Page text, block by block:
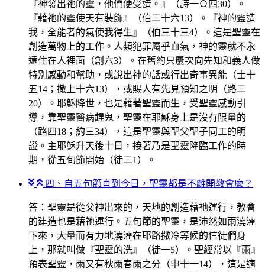
『神發出祂的靈，他們便受造。』（詩一Ｏ四30）。
『藉祂的靈使天有裝飾』（伯二十六13）。『神的靈造
我，全能者的氣使我得生』（伯三十三4）。這是聖靈在
創造萬物上的工作。人類犯罪屬乎血氣，神的靈就不永
遠住在人裡面（創六3）。在舊約只屢次向先知和義人做
特別感動和幫助，或說出神的話或行出奇事異能（士十
五14；撒上十六13），或賜人有先見預知之明（路二
20）。耶穌降世，也是藉著聖靈而生，受聖靈感動引
導，靠聖靈醫病趕鬼，聖靈在耶穌身上是沒有限量的
（路四18；約三34），這是聖靈與聖父聖子同工的明
證。主耶穌升天後十日，接著乃是聖靈降臨工作的時
期，從五旬節開始（徒二1）。
四、自五旬節直到今日，聖靈都是不離開教會麼？
答：聖靈是從父神出來的，天地的創造藉祂運行，教會
的建造也是藉祂運行。五旬節的聖靈，是沛然如雨澆灌
下來，大量而有力地澆灌在耶路撒冷等候的信徒們身
上，那就叫做『聖靈的洗』（徒一5）。聖經常以『雨』
預表聖靈，雨又有秋雨春雨之分（申十一14），這是適